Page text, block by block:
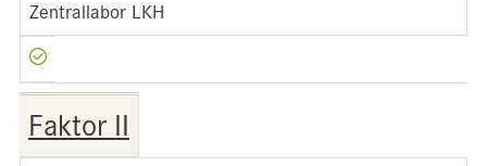
Zentrallabor LKH
Faktor II